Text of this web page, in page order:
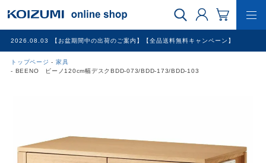
2026.08.03 【お盆期間中の出荷のご案内】【全品送料無料キャンペーン】
トップページ
家具
BEENO ビーノ120cm幅デスクBDD-073/BDD-173/BDD-103
WEB限定品
調理家電